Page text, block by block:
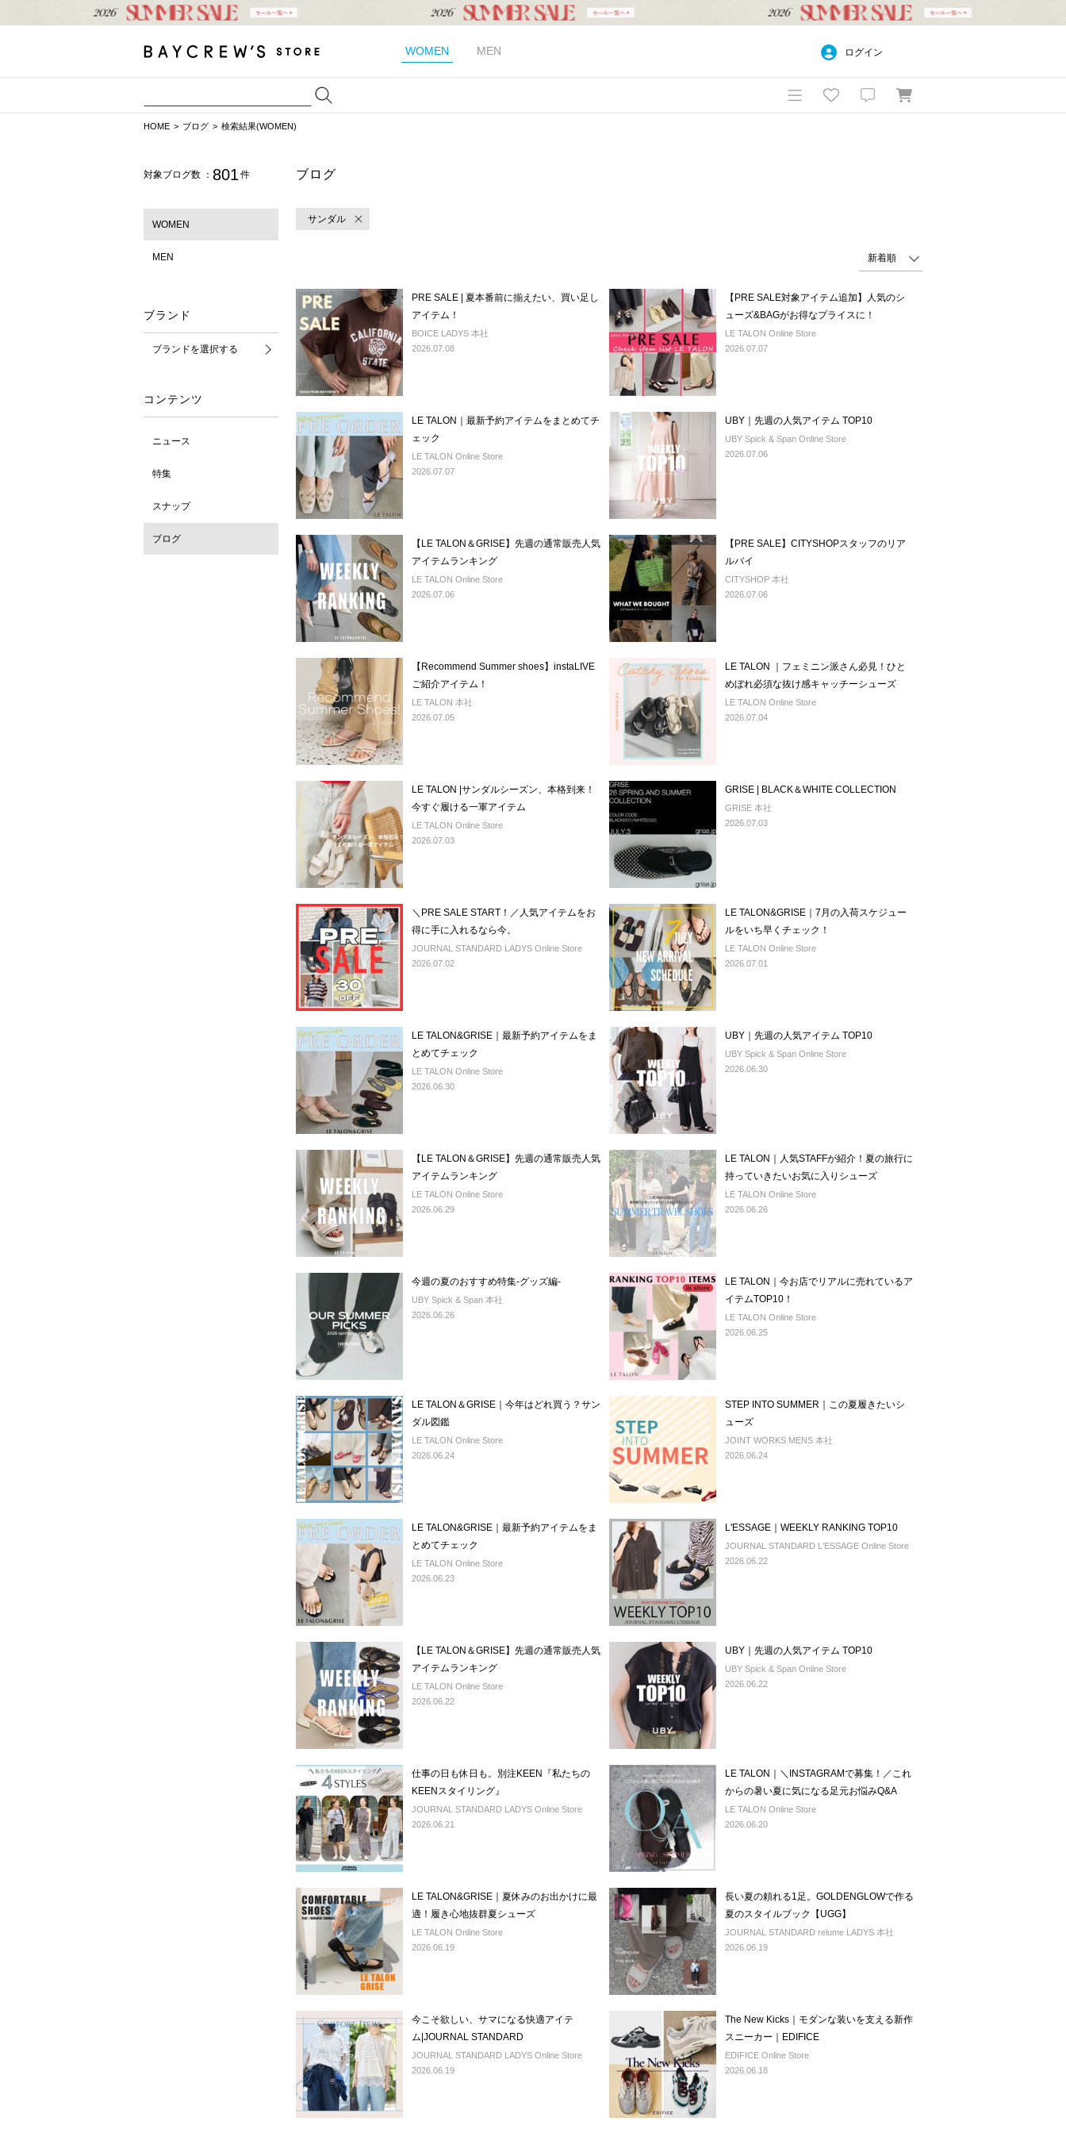
WOMEN MEN ログイン
HOME ブログ 検索結果(WOMEN)
対象ブログ数 ： 801 件
WOMEN
MEN
ブランド
ブランドを選択する
コンテンツ
ニュース
特集
スナップ
ブログ
ブログ
サンダル
PRE SALE | 夏本番前に揃えたい、買い足し
アイテム！
BOICE LADYS 本社
2026.07.08
【PRE SALE対象アイテム追加】人気のシ
ューズ&BAGがお得なプライスに！
LE TALON Online Store
2026.07.07
LE TALON｜最新予約アイテムをまとめてチ
ェック
LE TALON Online Store
2026.07.07
UBY｜先週の人気アイテム TOP10
UBY Spick & Span Online Store
2026.07.06
【LE TALON＆GRISE】先週の通常販売人気
アイテムランキング
LE TALON Online Store
2026.07.06
【PRE SALE】CITYSHOPスタッフのリア
ルバイ
CITYSHOP 本社
2026.07.06
【Recommend Summer shoes】instaLIVE
ご紹介アイテム！
LE TALON 本社
2026.07.05
LE TALON ｜フェミニン派さん必見！ひと
めぼれ必須な抜け感キャッチーシューズ
LE TALON Online Store
2026.07.04
LE TALON |サンダルシーズン、本格到来！
今すぐ履ける一軍アイテム
LE TALON Online Store
2026.07.03
GRISE | BLACK＆WHITE COLLECTION
GRISE 本社
2026.07.03
＼PRE SALE START！／人気アイテムをお
得に手に入れるなら今。
JOURNAL STANDARD LADYS Online Store
2026.07.02
LE TALON&GRISE｜7月の入荷スケジュー
ルをいち早くチェック！
LE TALON Online Store
2026.07.01
LE TALON&GRISE｜最新予約アイテムをま
とめてチェック
LE TALON Online Store
2026.06.30
UBY｜先週の人気アイテム TOP10
UBY Spick & Span Online Store
2026.06.30
【LE TALON＆GRISE】先週の通常販売人気
アイテムランキング
LE TALON Online Store
2026.06.29
LE TALON｜人気STAFFが紹介！夏の旅行に
持っていきたいお気に入りシューズ
LE TALON Online Store
2026.06.26
今週の夏のおすすめ特集-グッズ編-
UBY Spick & Span 本社
2026.06.26
LE TALON｜今お店でリアルに売れているア
イテムTOP10！
LE TALON Online Store
2026.06.25
LE TALON＆GRISE｜今年はどれ買う？サン
ダル図鑑
LE TALON Online Store
2026.06.24
STEP INTO SUMMER｜この夏履きたいシ
ューズ
JOINT WORKS MENS 本社
2026.06.24
LE TALON&GRISE｜最新予約アイテムをま
とめてチェック
LE TALON Online Store
2026.06.23
L'ESSAGE｜WEEKLY RANKING TOP10
JOURNAL STANDARD L'ESSAGE Online Store
2026.06.22
【LE TALON＆GRISE】先週の通常販売人気
アイテムランキング
LE TALON Online Store
2026.06.22
UBY｜先週の人気アイテム TOP10
UBY Spick & Span Online Store
2026.06.22
仕事の日も休日も。別注KEEN『私たちの
KEENスタイリング』
JOURNAL STANDARD LADYS Online Store
2026.06.21
LE TALON｜＼INSTAGRAMで募集！／これ
からの暑い夏に気になる足元お悩みQ&A
LE TALON Online Store
2026.06.20
LE TALON&GRISE｜夏休みのお出かけに最
適！履き心地抜群夏シューズ
LE TALON Online Store
2026.06.19
長い夏の頼れる1足。GOLDENGLOWで作る
夏のスタイルブック【UGG】
JOURNAL STANDARD relume LADYS 本社
2026.06.19
今こそ欲しい、サマになる快適アイテ
ム|JOURNAL STANDARD
JOURNAL STANDARD LADYS Online Store
2026.06.19
The New Kicks｜モダンな装いを支える新作
スニーカー｜EDIFICE
EDIFICE Online Store
2026.06.18